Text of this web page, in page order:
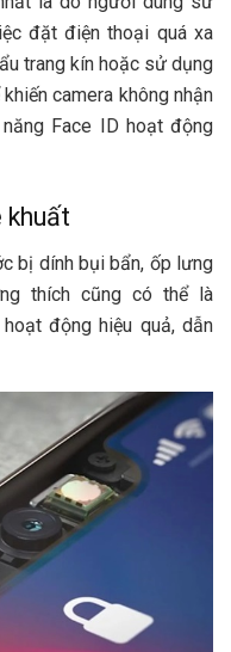
đặt điện thoại quá xa
trang kín hoặc sử dụng
camera không nhận
Face ID hoạt động
khuất
bị dính bụi bẩn, ốp lưng
thích cũng có thể là
động hiệu quả, dẫn